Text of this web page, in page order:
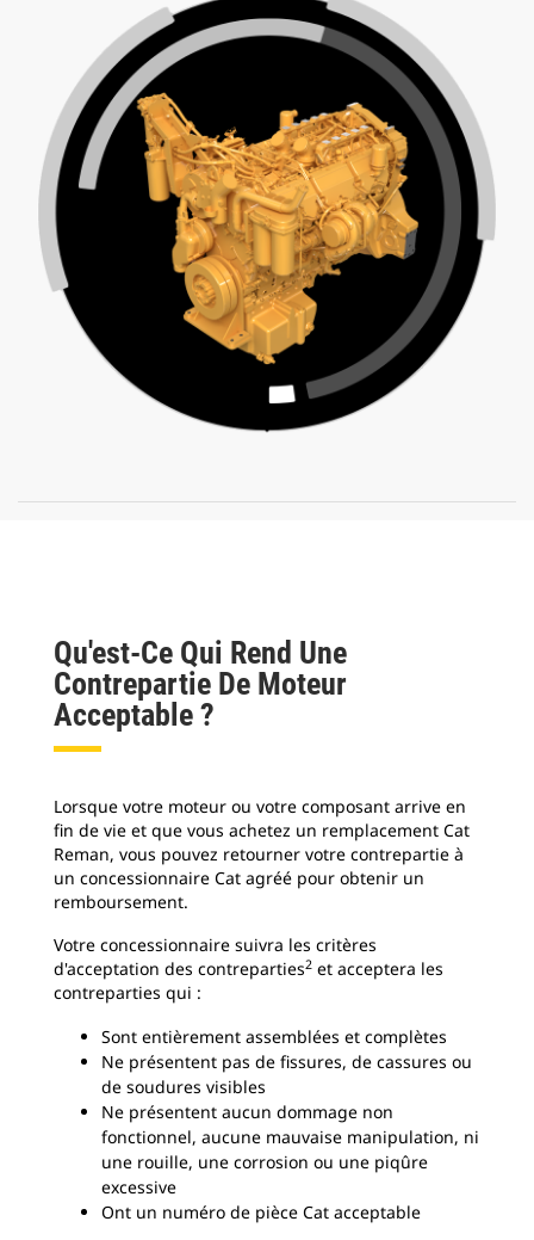
Qu'est-Ce Qui Rend Une
Contrepartie De Moteur
Acceptable ?
Lorsque votre moteur ou votre composant arrive en
fin de vie et que vous achetez un remplacement Cat
Reman, vous pouvez retourner votre contrepartie à
un concessionnaire Cat agréé pour obtenir un
remboursement.
Votre concessionnaire suivra les critères
d'acceptation des contreparties2 et acceptera les
contreparties qui :
Sont entièrement assemblées et complètes
Ne présentent pas de fissures, de cassures ou
de soudures visibles
Ne présentent aucun dommage non
fonctionnel, aucune mauvaise manipulation, ni
une rouille, une corrosion ou une piqûre
excessive
Ont un numéro de pièce Cat acceptable